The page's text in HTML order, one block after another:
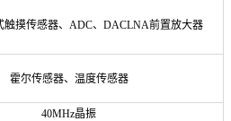
触摸传感器、ADC、DACLNA前置放大器
霍尔传感器、温度传感器
40MHz晶振